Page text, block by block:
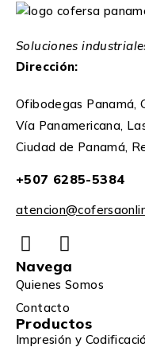
Soluciones
Dirección:
Ofibodegas Panamá,
Vía Panamericana,
Ciudad de Panamá,
+507 6285-5384
Navega
Quienes Somos
Contacto
Productos
Impresión y